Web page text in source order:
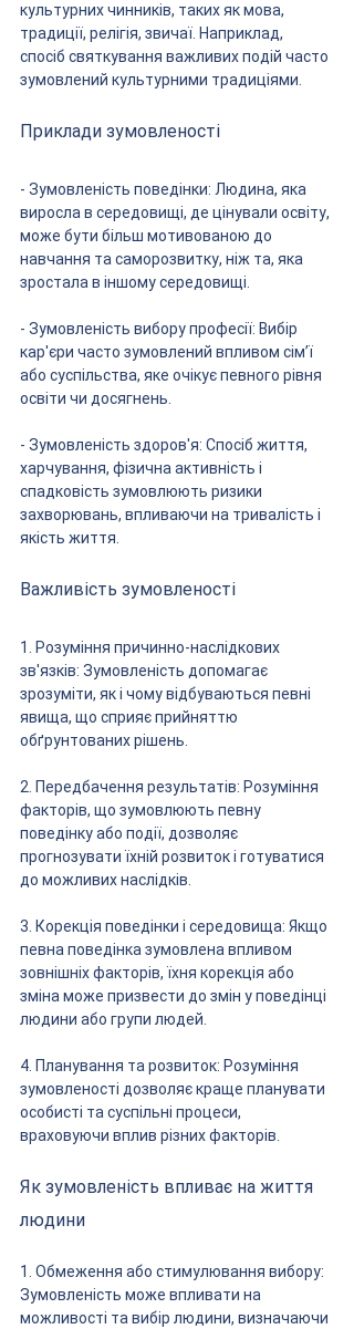
культурних чинників, таких як мова,
традиції, релігія, звичаї. Наприклад,
спосіб святкування важливих подій часто
зумовлений культурними традиціями.
Приклади зумовленості
- Зумовленість поведінки: Людина, яка
виросла в середовищі, де цінували освіту,
може бути більш мотивованою до
навчання та саморозвитку, ніж та, яка
зростала в іншому середовищі.
- Зумовленість вибору професії: Вибір
кар'єри часто зумовлений впливом сім’ї
або суспільства, яке очікує певного рівня
освіти чи досягнень.
- Зумовленість здоров'я: Спосіб життя,
харчування, фізична активність і
спадковість зумовлюють ризики
захворювань, впливаючи на тривалість і
якість життя.
Важливість зумовленості
1. Розуміння причинно-наслідкових
зв'язків: Зумовленість допомагає
зрозуміти, як і чому відбуваються певні
явища, що сприяє прийняттю
обґрунтованих рішень.
2. Передбачення результатів: Розуміння
факторів, що зумовлюють певну
поведінку або події, дозволяє
прогнозувати їхній розвиток і готуватися
до можливих наслідків.
3. Корекція поведінки і середовища: Якщо
певна поведінка зумовлена впливом
зовнішніх факторів, їхня корекція або
зміна може призвести до змін у поведінці
людини або групи людей.
4. Планування та розвиток: Розуміння
зумовленості дозволяє краще планувати
особисті та суспільні процеси,
враховуючи вплив різних факторів.
Як зумовленість впливає на життя
людини
1. Обмеження або стимулювання вибору:
Зумовленість може впливати на
можливості та вибір людини, визначаючи